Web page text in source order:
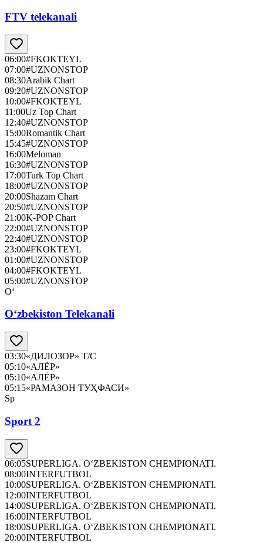
FTV telekanali
06:00#FKOKTEYL
07:00#UZNONSTOP
08:30Arabik Chart
09:20#UZNONSTOP
10:00#FKOKTEYL
11:00Uz Top Chart
12:40#UZNONSTOP
15:00Romantik Chart
15:45#UZNONSTOP
16:00Meloman
16:30#UZNONSTOP
17:00Turk Top Chart
18:00#UZNONSTOP
20:00Shazam Chart
20:50#UZNONSTOP
21:00K-POP Chart
22:00#UZNONSTOP
22:40#UZNONSTOP
23:00#FKOKTEYL
01:00#UZNONSTOP
04:00#FKOKTEYL
05:00#UZNONSTOP
O‘
O‘zbekiston Telekanali
03:30«ДИЛОЗОР» Т/С
05:10«АЛЁР»
05:10«АЛЁР»
05:15«РАМАЗОН ТУҲФАСИ»
Sp
Sport 2
06:05SUPERLIGA. O‘ZBEKISTON CHEMPIONATI.
08:00INTERFUTBOL
10:00SUPERLIGA. O‘ZBEKISTON CHEMPIONATI.
12:00INTERFUTBOL
14:00SUPERLIGA. O‘ZBEKISTON CHEMPIONATI.
16:00INTERFUTBOL
18:00SUPERLIGA. O‘ZBEKISTON CHEMPIONATI.
20:00INTERFUTBOL